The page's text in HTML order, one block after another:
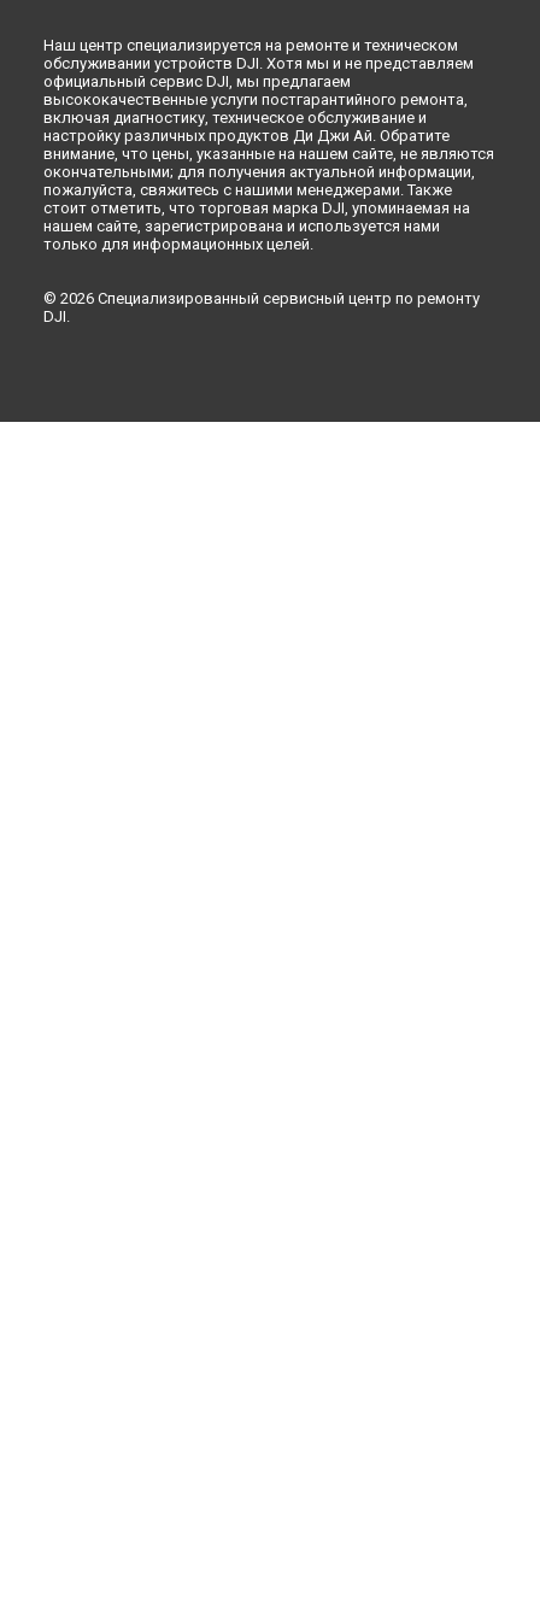
Наш центр специализируется на ремонте и техническом
обслуживании устройств DJI. Хотя мы и не представляем
официальный сервис DJI, мы предлагаем
высококачественные услуги постгарантийного ремонта,
включая диагностику, техническое обслуживание и
настройку различных продуктов Ди Джи Ай. Обратите
внимание, что цены, указанные на нашем сайте, не являются
окончательными; для получения актуальной информации,
пожалуйста, свяжитесь с нашими менеджерами. Также
стоит отметить, что торговая марка DJI, упоминаемая на
нашем сайте, зарегистрирована и используется нами
только для информационных целей.
© 2026 Специализированный сервисный центр по ремонту
DJI.